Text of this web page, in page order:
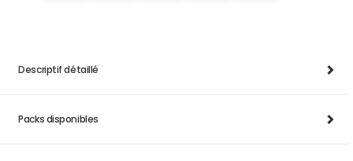
Descriptif détaillé
Packs disponibles